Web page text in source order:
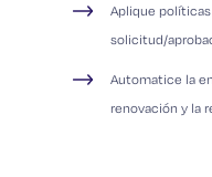
Aplique
solicitud/
Automatice la
renovación y la